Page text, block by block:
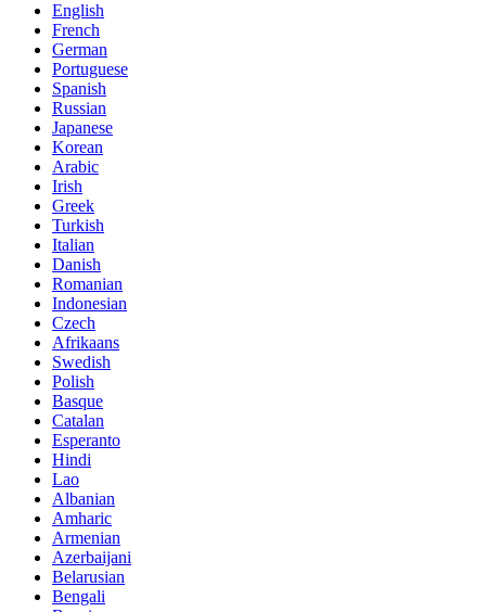
English
French
German
Portuguese
Spanish
Russian
Japanese
Korean
Arabic
Irish
Greek
Turkish
Italian
Danish
Romanian
Indonesian
Czech
Afrikaans
Swedish
Polish
Basque
Catalan
Esperanto
Hindi
Lao
Albanian
Amharic
Armenian
Azerbaijani
Belarusian
Bengali